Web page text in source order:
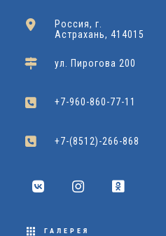
x
1
2
Grasaro
Подробнее
6
Grasaro
Подробнее
0
Kerranova
x
2
x
0
R
A
2
x
Россия, г.
Астрахань, 414015
ул. Пирогова 200
+7-960-860-77-11
+7-(8512)-266-868
ГАЛЕРЕЯ